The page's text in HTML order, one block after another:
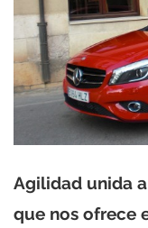
Agilidad unida
que nos ofrece